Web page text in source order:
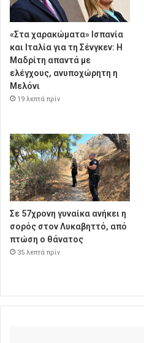
«Στα χαρακώματα» Ισπανία
και Ιταλία για τη Σένγκεν: Η
Μαδρίτη απαντά με
ελέγχους, ανυποχώρητη η
Μελόνι
19 λεπτά πρίν
Σε 57χρονη γυναίκα ανήκει η
σορός στον Λυκαβηττό, από
πτώση ο θάνατος
35 λεπτά πρίν